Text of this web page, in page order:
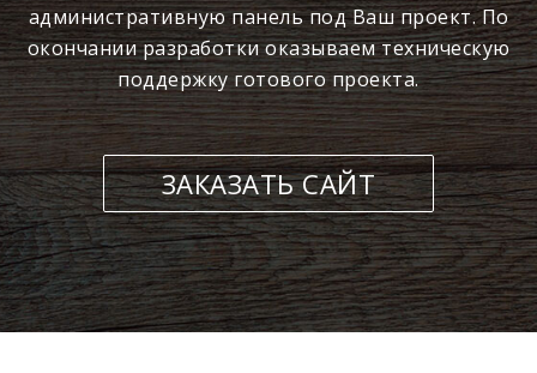
административную панель под Ваш проект. По
окончании разработки оказываем техническую
поддержку готового проекта.
ЗАКАЗАТЬ САЙТ